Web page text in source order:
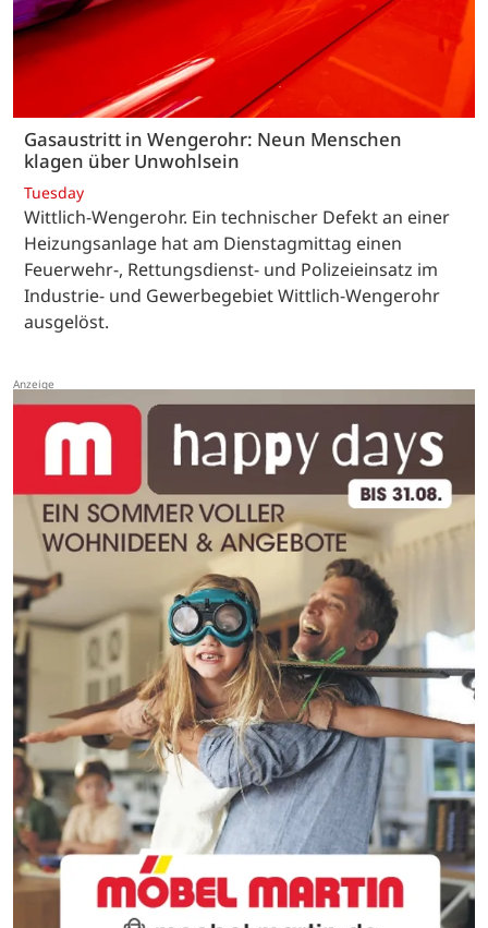
Gasaustritt in Wengerohr: Neun Menschen
klagen über Unwohlsein
Tuesday
Wittlich-Wengerohr. Ein technischer Defekt an einer
Heizungsanlage hat am Dienstagmittag einen
Feuerwehr-, Rettungsdienst- und Polizeieinsatz im
Industrie- und Gewerbegebiet Wittlich-Wengerohr
ausgelöst.